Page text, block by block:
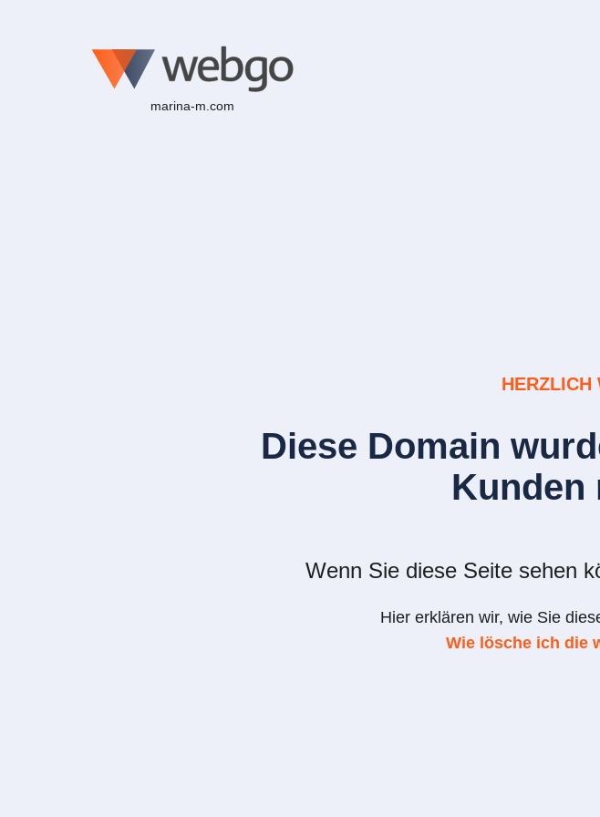
marina-m.com
HERZLICH
Diese Domain
Kunden
Wenn Sie diese Seite sehen
Hier erklären wir, wie Sie
Wie lösche ich die